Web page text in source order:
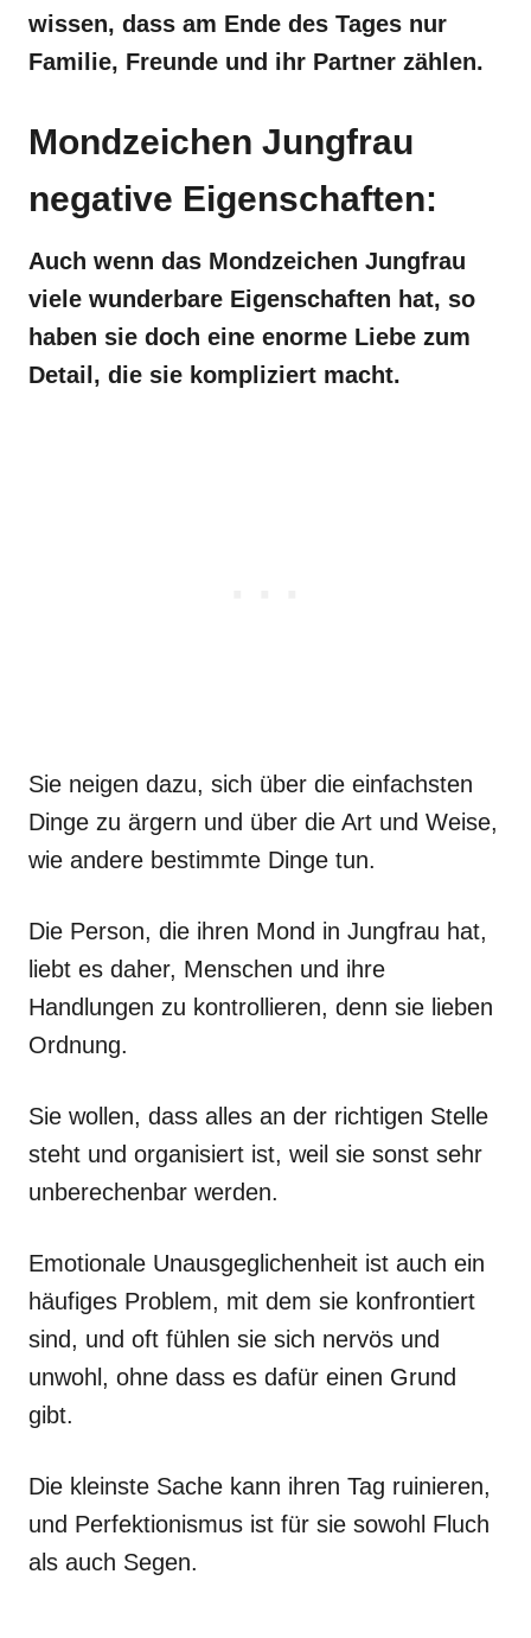
wissen, dass am Ende des Tages nur
Familie, Freunde und ihr Partner zählen.
Mondzeichen Jungfrau
negative Eigenschaften:
Auch wenn das Mondzeichen Jungfrau
viele wunderbare Eigenschaften hat, so
haben sie doch eine enorme Liebe zum
Detail, die sie kompliziert macht.
Sie neigen dazu, sich über die einfachsten
Dinge zu ärgern und über die Art und Weise,
wie andere bestimmte Dinge tun.
Die Person, die ihren Mond in Jungfrau hat,
liebt es daher, Menschen und ihre
Handlungen zu kontrollieren, denn sie lieben
Ordnung.
Sie wollen, dass alles an der richtigen Stelle
steht und organisiert ist, weil sie sonst sehr
unberechenbar werden.
Emotionale Unausgeglichenheit ist auch ein
häufiges Problem, mit dem sie konfrontiert
sind, und oft fühlen sie sich nervös und
unwohl, ohne dass es dafür einen Grund
gibt.
Die kleinste Sache kann ihren Tag ruinieren,
und Perfektionismus ist für sie sowohl Fluch
als auch Segen.